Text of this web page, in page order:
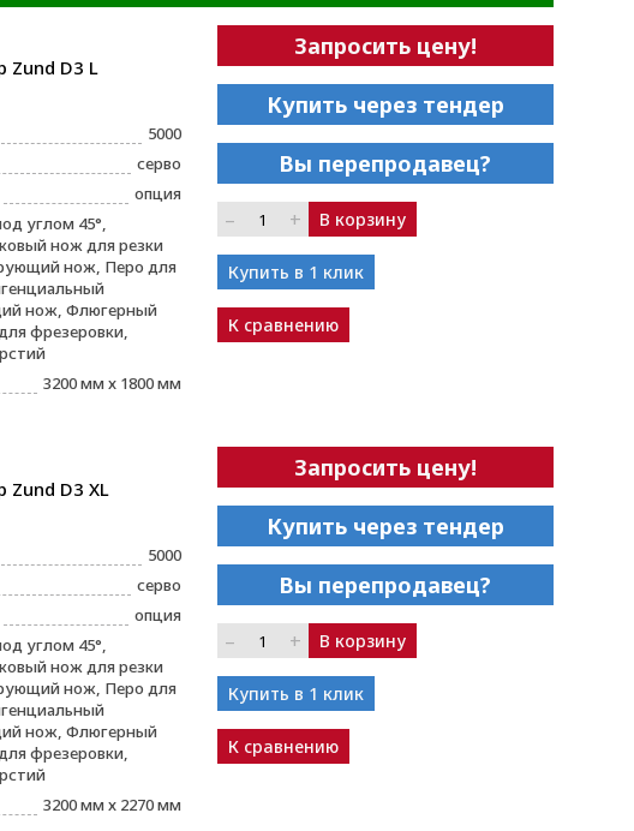
Zund D3 L
5000
серво
опция
углом 45°,
нож для резки
нож, Перо для
нож, Флюгерный
фрезеровки,
3200 мм х 1800 мм
Запросить цену!
Купить через тендер
Вы перепродавец?
– + В корзину
Купить в 1 клик
К сравнению
D3 XL
5000
серво
опция
углом 45°,
нож для резки
нож, Перо для
нож, Флюгерный
фрезеровки,
3200 мм х 2270 мм
Запросить цену!
Купить через тендер
Вы перепродавец?
– + В корзину
Купить в 1 клик
К сравнению